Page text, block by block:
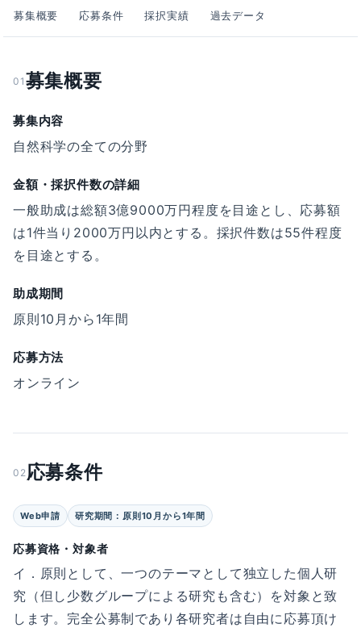
募集概要 応募条件 採択実績 過去データ
01 募集概要
募集内容
自然科学の全ての分野
金額・採択件数の詳細
一般助成は総額3億9000万円程度を目途とし、応募額
は1件当り2000万円以内とする。採択件数は55件程度
を目途とする。
助成期間
原則10月から1年間
応募方法
オンライン
02 応募条件
Web申請 研究期間：原則10月から1年間
応募資格・対象者
イ．原則として、一つのテーマとして独立した個人研
究（但し少数グループによる研究も含む）を対象と致
します。完全公募制であり各研究者は自由に応募頂け